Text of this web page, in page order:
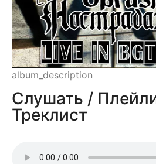
album_description
Слушать /
Треклист